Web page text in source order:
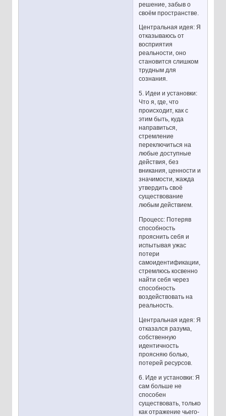
решение, забыв о
своём пространстве.
Центральная идея: Я
отказываюсь от
восприятия
реальности, оно
становится слишком
трудным для
сознания.
5. Идеи и установки:
Что я, где, что
происходит, как с
этим быть, куда
направиться,
стремление
переключиться на
любые доступные
действия, без
вникания, ценности и
значимости, жажда
утвердить своё
существование
любым действием.
Процесс: Потеряв
способность
прояснить себя и
испытывая ужас
потери
самоидентификации,
стремлюсь косвенно
найти себя через
способность
воздействовать на
реальность.
Центральная идея: Я
отказался разума,
собственную
идентичность
проясняю болью,
потерей ресурсов.
6. Иде и установки: Я
сам больше не
способен
существовать, только
как отражение чьего-